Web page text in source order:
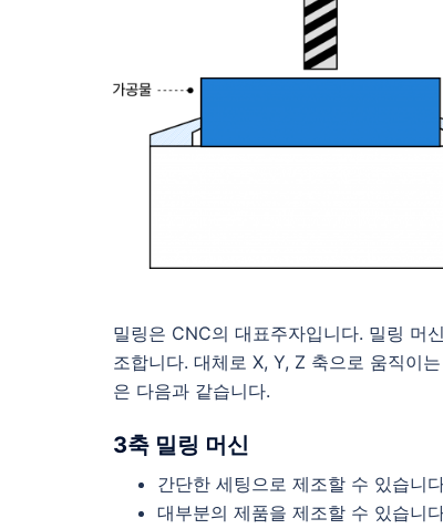
밀링은 CNC의 대표주자입니다. 밀링 머
조합니다. 대체로 X, Y, Z 축으로 움직이
은 다음과 같습니다.
3축 밀링 머신
간단한 세팅으로 제조할 수 있습니
대부분의 제품을 제조할 수 있습니